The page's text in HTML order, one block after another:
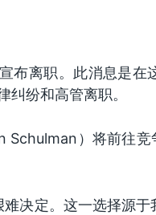
布离职。此消息是在
纠纷和高管离职。
Schulman）将前往
决定。这一选择源